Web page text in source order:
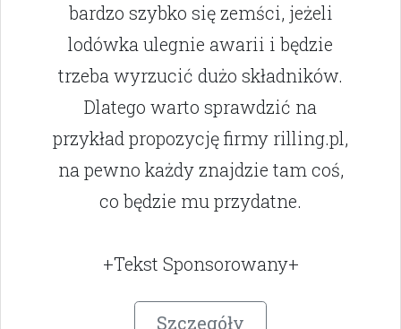
bardzo szybko się zemści, jeżeli
lodówka ulegnie awarii i będzie
trzeba wyrzucić dużo składników.
Dlatego warto sprawdzić na
przykład propozycję firmy rilling.pl,
na pewno każdy znajdzie tam coś,
co będzie mu przydatne.
+Tekst Sponsorowany+
Szczegóły